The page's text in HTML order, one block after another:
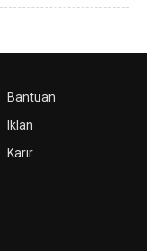
Bantuan
Iklan
Karir